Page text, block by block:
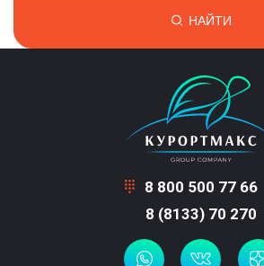
НАЙТИ
8 800 500 77 66
8 (8133) 70 270